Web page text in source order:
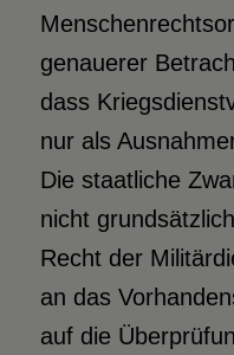
genauerer
dass
nur als
Die staatliche
nicht
Recht der
an das
auf die